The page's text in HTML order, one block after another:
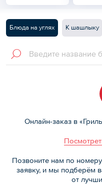
Блюда на углях К шашлыку
Онлайн-заказ в
Позвоните нам по номеру
заявку, и мы подберём
от